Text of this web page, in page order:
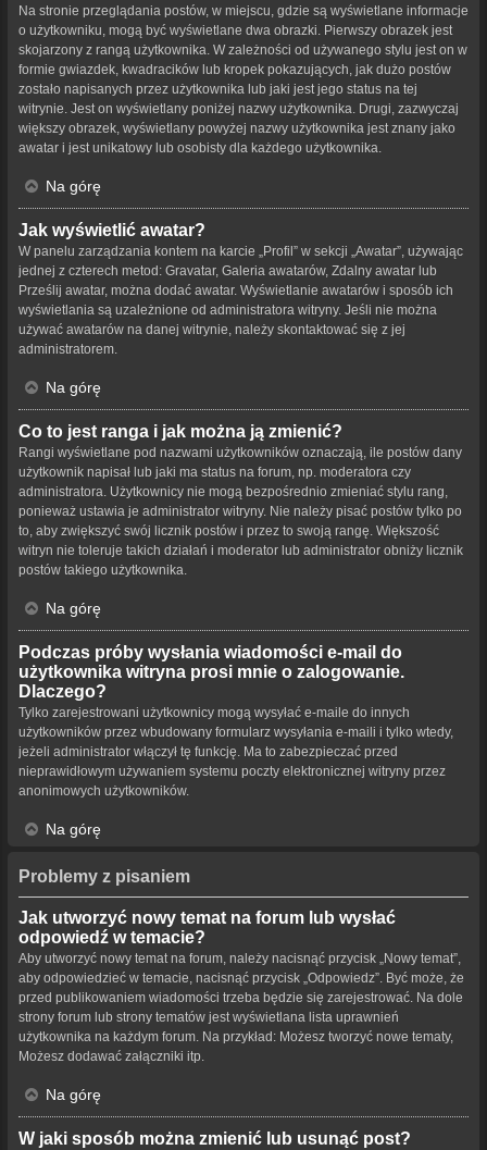
Na stronie przeglądania postów, w miejscu, gdzie są wyświetlane informacje
o użytkowniku, mogą być wyświetlane dwa obrazki. Pierwszy obrazek jest
skojarzony z rangą użytkownika. W zależności od używanego stylu jest on w
formie gwiazdek, kwadracików lub kropek pokazujących, jak dużo postów
zostało napisanych przez użytkownika lub jaki jest jego status na tej
witrynie. Jest on wyświetlany poniżej nazwy użytkownika. Drugi, zazwyczaj
większy obrazek, wyświetlany powyżej nazwy użytkownika jest znany jako
awatar i jest unikatowy lub osobisty dla każdego użytkownika.
Na górę
Jak wyświetlić awatar?
W panelu zarządzania kontem na karcie „Profil” w sekcji „Awatar”, używając
jednej z czterech metod: Gravatar, Galeria awatarów, Zdalny awatar lub
Prześlij awatar, można dodać awatar. Wyświetlanie awatarów i sposób ich
wyświetlania są uzależnione od administratora witryny. Jeśli nie można
używać awatarów na danej witrynie, należy skontaktować się z jej
administratorem.
Na górę
Co to jest ranga i jak można ją zmienić?
Rangi wyświetlane pod nazwami użytkowników oznaczają, ile postów dany
użytkownik napisał lub jaki ma status na forum, np. moderatora czy
administratora. Użytkownicy nie mogą bezpośrednio zmieniać stylu rang,
ponieważ ustawia je administrator witryny. Nie należy pisać postów tylko po
to, aby zwiększyć swój licznik postów i przez to swoją rangę. Większość
witryn nie toleruje takich działań i moderator lub administrator obniży licznik
postów takiego użytkownika.
Na górę
Podczas próby wysłania wiadomości e-mail do
użytkownika witryna prosi mnie o zalogowanie.
Dlaczego?
Tylko zarejestrowani użytkownicy mogą wysyłać e-maile do innych
użytkowników przez wbudowany formularz wysyłania e-maili i tylko wtedy,
jeżeli administrator włączył tę funkcję. Ma to zabezpieczać przed
nieprawidłowym używaniem systemu poczty elektronicznej witryny przez
anonimowych użytkowników.
Na górę
Problemy z pisaniem
Jak utworzyć nowy temat na forum lub wysłać
odpowiedź w temacie?
Aby utworzyć nowy temat na forum, należy nacisnąć przycisk „Nowy temat”,
aby odpowiedzieć w temacie, nacisnąć przycisk „Odpowiedz”. Być może, że
przed publikowaniem wiadomości trzeba będzie się zarejestrować. Na dole
strony forum lub strony tematów jest wyświetlana lista uprawnień
użytkownika na każdym forum. Na przykład: Możesz tworzyć nowe tematy,
Możesz dodawać załączniki itp.
Na górę
W jaki sposób można zmienić lub usunąć post?